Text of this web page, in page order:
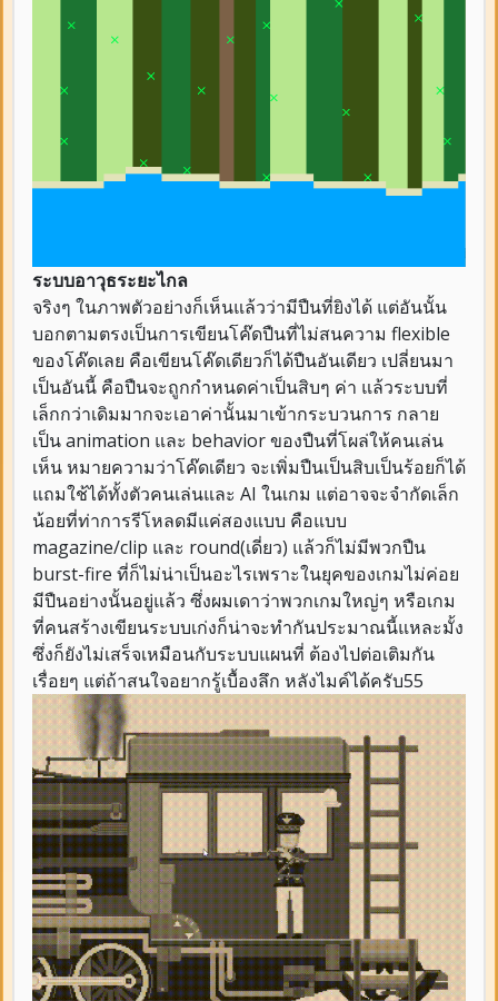
ระบบอาวุธระยะไกล
จริงๆ ในภาพตัวอย่างก็เห็นแล้วว่ามีปืนที่ยิงได้ แต่อันนั้น
บอกตามตรงเป็นการเขียนโค๊ดปืนที่ไม่สนความ flexible
ของโค๊ดเลย คือเขียนโค๊ดเดียวก็ได้ปืนอันเดียว เปลี่ยนมา
เป็นอันนี้ คือปืนจะถูกกำหนดค่าเป็นสิบๆ ค่า แล้วระบบที่
เล็กกว่าเดิมมากจะเอาค่านั้นมาเข้ากระบวนการ กลาย
เป็น animation และ behavior ของปืนที่โผล่ให้คนเล่น
เห็น หมายความว่าโค๊ดเดียว จะเพิ่มปืนเป็นสิบเป็นร้อยก็ได้
แถมใช้ได้ทั้งตัวคนเล่นและ AI ในเกม แต่อาจจะจำกัดเล็ก
น้อยที่ท่าการรีโหลดมีแค่สองแบบ คือแบบ
magazine/clip และ round(เดี่ยว) แล้วก็ไม่มีพวกปืน
burst-fire ที่ก็ไม่น่าเป็นอะไรเพราะในยุคของเกมไม่ค่อย
มีปืนอย่างนั้นอยู่แล้ว ซึ่งผมเดาว่าพวกเกมใหญ่ๆ หรือเกม
ที่คนสร้างเขียนระบบเก่งก็น่าจะทำกันประมาณนี้แหละมั้ง
ซึ่งก็ยังไม่เสร็จเหมือนกับระบบแผนที่ ต้องไปต่อเติมกัน
เรื่อยๆ แต่ถ้าสนใจอยากรู้เบื้องลึก หลังไมค์ได้ครับ55